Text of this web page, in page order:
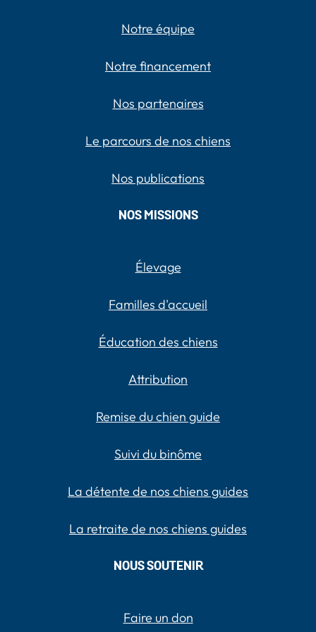
Notre équipe
Notre financement
Nos partenaires
Le parcours de nos chiens
Nos publications
NOS MISSIONS
Élevage
Familles d'accueil
Éducation des chiens
Attribution
Remise du chien guide
Suivi du binôme
La détente de nos chiens guides
La retraite de nos chiens guides
NOUS SOUTENIR
Faire un don